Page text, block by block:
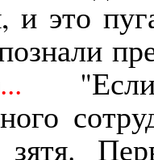
и это
...
зятя.